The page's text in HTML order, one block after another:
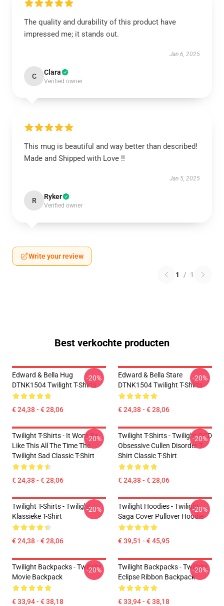
The quality and durability of this product have
impressed me; it stands out.
Jan 6, 2025
C Clara
Verified owner
This mug is beautiful and way better than described!
Made and Shipped with Love !!
Jan 5, 2025
R Ryker
Verified owner
Write your review
1 / 1
Best verkochte producten
Edward & Bella Hug
DTNK1504 Twilight T-Shirts
€ 24,38 - € 28,06
-20%
Edward & Bella Stare
DTNK1504 Twilight T-Shirts
€ 24,38 - € 28,06
-20%
Twilight T-Shirts - It Wont Be
Like This All The Time The
Twilight Sad Classic T-Shirt
€ 24,38 - € 28,06
-20%
Twilight T-Shirts - Twilight OCD
Obsessive Cullen Disorder T-
Shirt Classic T-Shirt
€ 24,38 - € 28,06
-20%
Twilight T-Shirts - Twilight
Klassieke T-Shirt
€ 24,38 - € 28,06
-20%
Twilight Hoodies - Twilight
Saga Cover Pullover Hoodie
€ 39,51 - € 45,95
-20%
Twilight Backpacks - Twilight
Movie Backpack
€ 33,94 - € 38,18
-20%
Twilight Backpacks - Twilight
Eclipse Ribbon Backpack
€ 33,94 - € 38,18
-20%